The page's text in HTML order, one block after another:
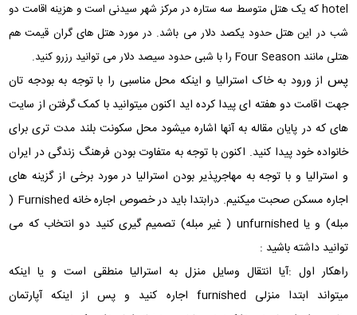
hotel که یک هتل متوسط سه ستاره در مرکز شهر سیدنی است و هزینه اقامت دو
شب در این هتل حدود یکصد دلار می باشد. در مورد هتل های گران قیمت هم
هتلی مانند Four Season را با شبی حدود سیصد دلار می توانید رزرو کنید.
پس از ورود به خاک استرالیا و اینکه محل مناسبی را با توجه به بودجه تان
جهت اقامت دو هفته ای پیدا کرده اید اکنون میتوانید با کمک گرفتن از سایت
های که در پایان مقاله به آنها اشاره میشود محل سکونت بلند مدت تری برای
خانواده خود پیدا کنید. اکنون با توجه به متفاوت بودن فرهنگ زندگی در ایران
و استرالیا و با توجه به مهاجرپذیر بودن استرالیا در مورد برخی از گزینه های
اجاره مسکن صحبت میکنیم. درابتدا باید در خصوص اجاره خانه Furnished (
مبله) و یا unfurnished ( غیر مبله) تصمیم گیری کنید دو انتخاب که می
توانید داشته باشید :
راهکار اول :آیا انتقال وسایل منزل به استرالیا منطقی است و یا اینکه
میتواند ابتدا منزلی furnished اجاره کنید و پس از اینکه آپارتمان